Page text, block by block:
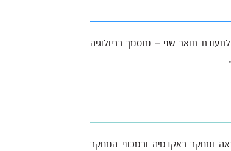
תואר שני – מוסמך בביולוגיה
ומחקר באקדמיה ובמכוני המחקר